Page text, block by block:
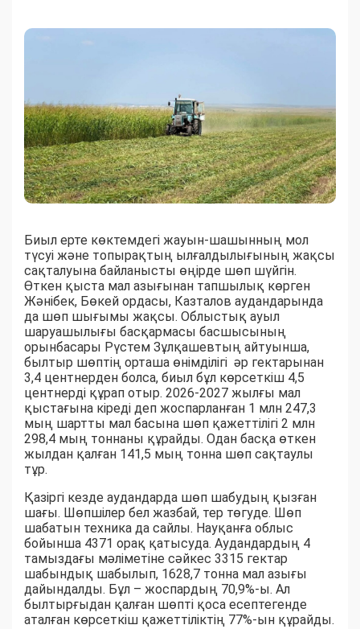
Биыл ерте көктемдегі жауын-шашынның мол
түсуі және топырақтың ылғалдылығының жақсы
сақталуына байланысты өңірде шөп шүйгін.
Өткен қыста мал азығынан тапшылық көрген
Жәнібек, Бөкей ордасы, Казталов аудандарында
да шөп шығымы жақсы. Облыстық ауыл
шаруашылығы басқармасы басшысының
орынбасары Рүстем Зұлқашевтың айтуынша,
былтыр шөптің орташа өнімділігі әр гектарынан
3,4 центнерден болса, биыл бұл көрсеткіш 4,5
центнерді құрап отыр. 2026-2027 жылғы мал
қыстағына кіреді деп жоспарланған 1 млн 247,3
мың шартты мал басына шөп қажеттілігі 2 млн
298,4 мың тоннаны құрайды. Одан басқа өткен
жылдан қалған 141,5 мың тонна шөп сақтаулы
тұр.
Қазіргі кезде аудандарда шөп шабудың қызған
шағы. Шөпшілер бел жазбай, тер төгуде. Шөп
шабатын техника да сайлы. Науқанға облыс
бойынша 4371 орақ қатысуда. Аудандардың 4
тамыздағы мәліметіне сәйкес 3315 гектар
шабындық шабылып, 1628,7 тонна мал азығы
дайындалды. Бұл – жоспардың 70,9%-ы. Ал
былтырғыдан қалған шөпті қоса есептегенде
аталған көрсеткіш қажеттіліктің 77%-ын құрайды.